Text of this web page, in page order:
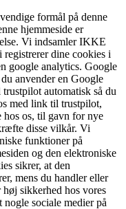
formål på denne
hjemmeside er
Vi indsamler IKKE
dine cookies i
google analytics. Google
anvender en Google
automatisk så du
med link til trustpilot,
hos os, til gavn for nye
disse vilkår. Vi
funktioner på
og den elektroniske
sikrer, at den
mens du handler eller
sikkerhed hos vores
sociale medier på